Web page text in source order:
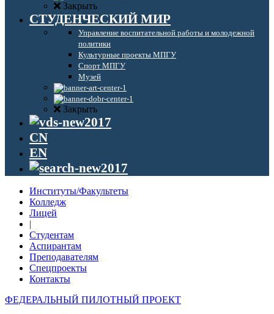
Закрыть
СТУДЕНЧЕСКИЙ МИР
Управление воспитательной работы и молодежной
политики
Культурные проекты МПГУ
Спорт МПГУ
Музей
Закрыть
CN
EN
Институты/Факультеты
Колледж
Лицей
|
Студентам
Аспирантам
Преподавателям
Спецпроекты
Контакты
ФЕДЕРАЛЬНЫЙ ПИЛОТНЫЙ ПРОЕКТ